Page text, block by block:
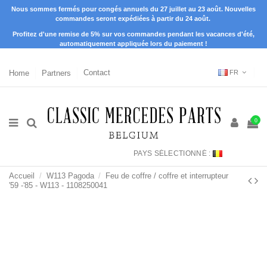
Nous sommes fermés pour congés annuels du 27 juillet au 23 août. Nouvelles
commandes seront expédiées à partir du 24 août.
Profitez d'une remise de 5% sur vos commandes pendant les vacances d'été,
automatiquement appliquée lors du paiement !
Home Partners Contact FR
0
PAYS SÉLECTIONNÉ :
Accueil W113 Pagoda
Feu de coffre / coffre et interrupteur
'59 -'85 - W113 - 1108250041